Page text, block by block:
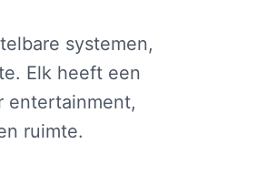
systemen,
Elk heeft een
entertainment,
ruimte.